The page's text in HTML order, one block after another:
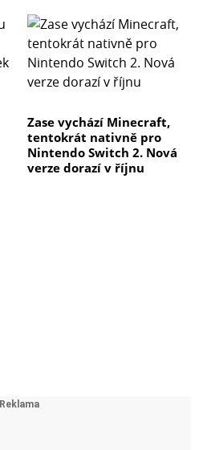
Zase vychází Minecraft,
tentokrát nativně pro
Nintendo Switch 2. Nová
verze dorazí v říjnu